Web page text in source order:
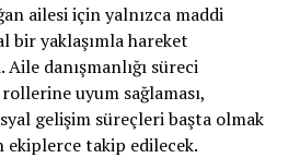
ailesi için yalnızca maddi
bir yaklaşımla hareket
danışmanlığı süreci
uyum sağlaması,
gelişim süreçleri başta olmak
ekiplerce takip edilecek.